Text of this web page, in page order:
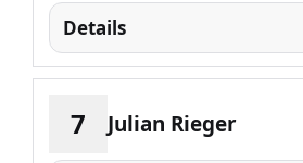
Details
7 Julian Rieger